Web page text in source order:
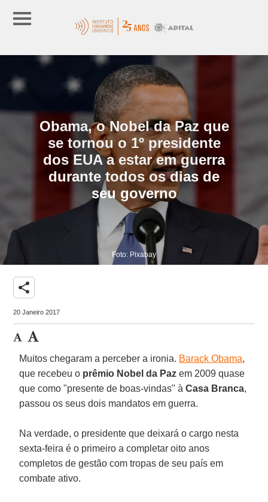
Obama, o Nobel da Paz que
se tornou o 1º presidente
dos EUA a estar em guerra
durante todos os dias de
seu governo
Foto: Pixabay
share
20 Janeiro 2017
Muitos chegaram a perceber a ironia. Barack Obama,
que recebeu o prêmio Nobel da Paz em 2009 quase
que como "presente de boas-vindas" àCasa Branca,
passou os seus dois mandatos em guerra.
Na verdade, o presidente que deixará o cargo nesta
sexta-feira é o primeiro a completar oito anos
completos de gestão com tropas de seu país em
combate ativo.